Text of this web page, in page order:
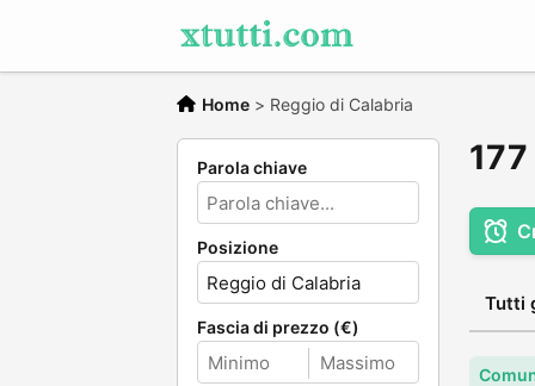
Home > Reggio di Calabria
Parola chiave
Posizione
Fascia di prezzo (€)
Tutti